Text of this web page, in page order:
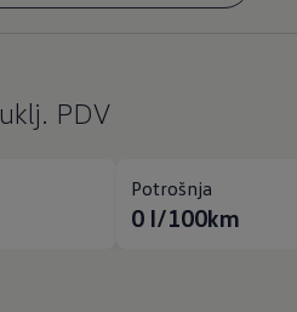
uklj. PDV
Potrošnja
0 l/100km